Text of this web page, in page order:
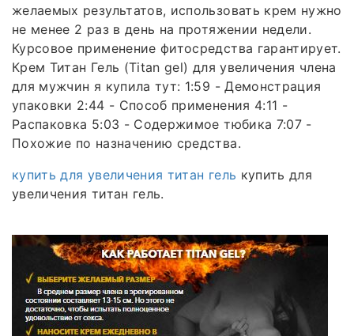
желаемых результатов, использовать крем нужно
не менее 2 раз в день на протяжении недели.
Курсовое применение фитосредства гарантирует.
Крем Титан Гель (Titan gel) для увеличения члена
для мужчин я купила тут: 1:59 - Демонстрация
упаковки 2:44 - Способ применения 4:11 -
Распаковка 5:03 - Содержимое тюбика 7:07 -
Похожие по назначению средства.
купить для увеличения титан гель купить для
увеличения титан гель.